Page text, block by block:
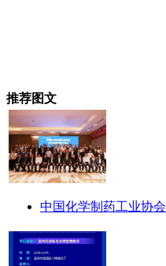
推荐图文
中国化学制药工业协会